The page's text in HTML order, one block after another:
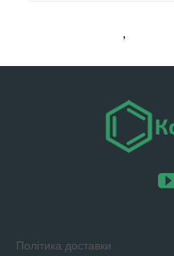
,
Політика доставки